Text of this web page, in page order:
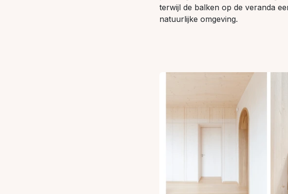
terwijl de balken op de veranda
natuurlijke omgeving.